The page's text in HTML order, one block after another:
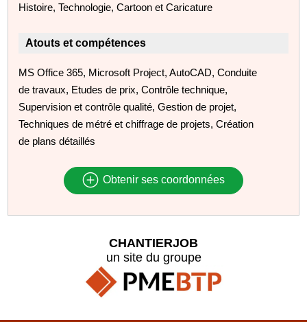
Histoire, Technologie, Cartoon et Caricature
Atouts et compétences
MS Office 365, Microsoft Project, AutoCAD, Conduite
de travaux, Etudes de prix, Contrôle technique,
Supervision et contrôle qualité, Gestion de projet,
Techniques de métré et chiffrage de projets, Création
de plans détaillés
Obtenir ses coordonnées
CHANTIERJOB
un site du groupe